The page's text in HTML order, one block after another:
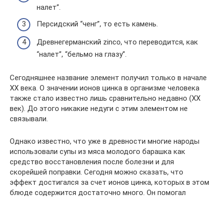
налет”.
Персидский “ченг”, то есть камень.
Древнегерманский zinco, что переводится, как
“налет”, “бельмо на глазу”.
Сегодняшнее название элемент получил только в начале
XX века. О значении ионов цинка в организме человека
также стало известно лишь сравнительно недавно (XX
век). До этого никакие недуги с этим элементом не
связывали.
Однако известно, что уже в древности многие народы
использовали супы из мяса молодого барашка как
средство восстановления после болезни и для
скорейшей поправки. Сегодня можно сказать, что
эффект достигался за счет ионов цинка, которых в этом
блюде содержится достаточно много. Он помогал